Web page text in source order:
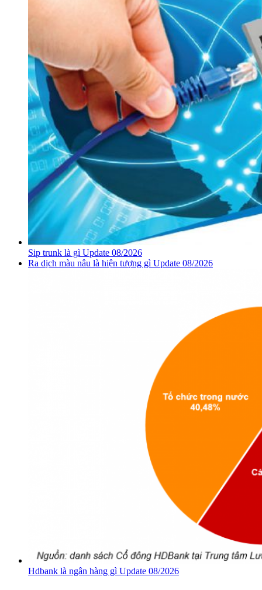
Sip trunk là gì Update 08/2026
Ra dịch màu nâu là hiện tượng gì Update 08/2026
Hdbank là ngân hàng gì Update 08/2026